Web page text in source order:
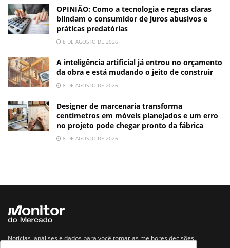
OPINIÃO: Como a tecnologia e regras claras
blindam o consumidor de juros abusivos e
práticas predatórias
8 DE AGOSTO DE 2026
A inteligência artificial já entrou no orçamento
da obra e está mudando o jeito de construir
8 DE AGOSTO DE 2026
Designer de marcenaria transforma
centímetros em móveis planejados e um erro
no projeto pode chegar pronto da fábrica
8 DE AGOSTO DE 2026
Notícias, análises e dados para você tomar as melhores decisões.